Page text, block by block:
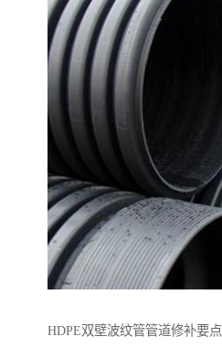
HDPE双壁波纹管管道修补要点